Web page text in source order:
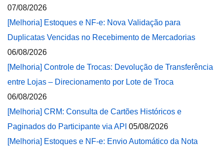
07/08/2026
[Melhoria] Estoques e NF-e: Nova Validação para
Duplicatas Vencidas no Recebimento de Mercadorias
06/08/2026
[Melhoria] Controle de Trocas: Devolução de Transferência
entre Lojas – Direcionamento por Lote de Troca
06/08/2026
[Melhoria] CRM: Consulta de Cartões Históricos e
Paginados do Participante via API 05/08/2026
[Melhoria] Estoques e NF-e: Envio Automático da Nota